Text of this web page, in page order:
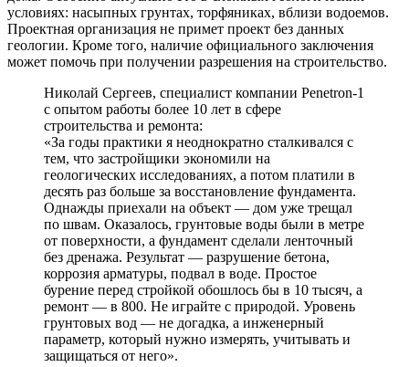
условиях: насыпных грунтах, торфяниках, вблизи водоемов.
Проектная организация не примет проект без данных
геологии. Кроме того, наличие официального заключения
может помочь при получении разрешения на строительство.
Николай Сергеев, специалист компании Penetron-1
с опытом работы более 10 лет в сфере
строительства и ремонта:
«За годы практики я неоднократно сталкивался с
тем, что застройщики экономили на
геологических исследованиях, а потом платили в
десять раз больше за восстановление фундамента.
Однажды приехали на объект — дом уже трещал
по швам. Оказалось, грунтовые воды были в метре
от поверхности, а фундамент сделали ленточный
без дренажа. Результат — разрушение бетона,
коррозия арматуры, подвал в воде. Простое
бурение перед стройкой обошлось бы в 10 тысяч, а
ремонт — в 800. Не играйте с природой. Уровень
грунтовых вод — не догадка, а инженерный
параметр, который нужно измерять, учитывать и
защищаться от него».